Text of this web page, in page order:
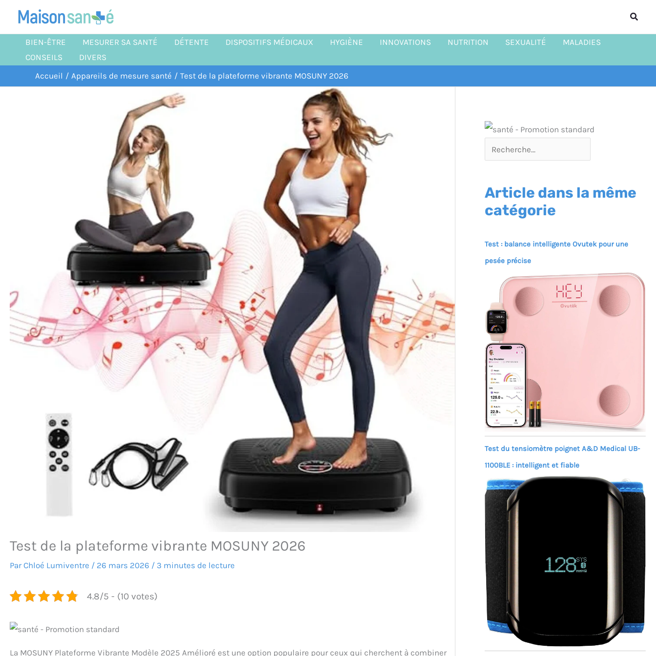
contenuBIEN-ÊTRE MESURER SA SANTÉ DÉTENTE DISPOSITIFS MÉDICAUX HYGIÈNE INNOVATIONS NUTRITION SEXUALITÉ
MALADIES
CONSEILS
DIVERS
Accueil
Appareils de mesure santé Test de la plateforme vibrante MOSUNY 2026
Test de la plateforme vibrante MOSUNY 2026
Par Chloé Lumiventre / 26 mars 2026 / 3 minutes de lecture
4.8/5 - (10 votes)
La MOSUNY Plateforme Vibrante Modèle 2025 Amélioré est une option populaire pour ceux qui cherchent à combiner
c
h
e
Article dans la même
catégorie
Test : balance intelligente Ovutek pour une
pesée précise
Test du tensiomètre poignet A&D Medical UB-
1100BLE : intelligent et fiable